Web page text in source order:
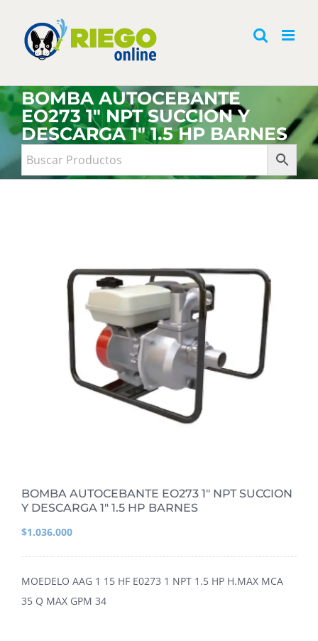
contenido
BOMBA AUTOCEBANTE
EO273 1″ NPT SUCCION Y
DESCARGA 1″ 1.5 HP BARNES
BOMBA AUTOCEBANTE EO273 1″ NPT SUCCION
Y DESCARGA 1″ 1.5 HP BARNES
$1.036.000
MOEDELO AAG 1 15 HF E0273 1 NPT 1.5 HP H.MAX MCA
35 Q MAX GPM 34